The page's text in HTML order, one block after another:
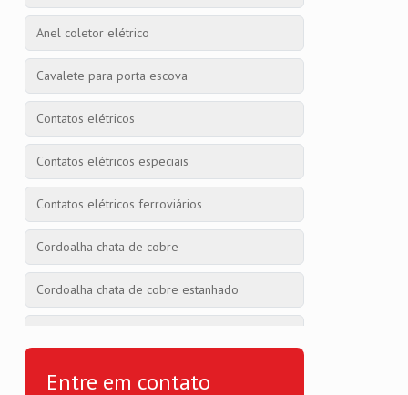
Anel coletor elétrico
Cavalete para porta escova
Contatos elétricos
Contatos elétricos especiais
Contatos elétricos ferroviários
Cordoalha chata de cobre
Cordoalha chata de cobre estanhado
Cordoalha de cobre
Entre em contato